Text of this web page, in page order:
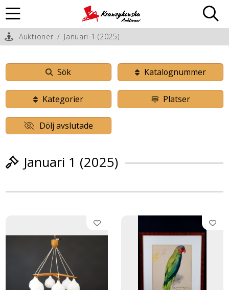
Auktioner / Januari 1 (2025)
Sök Katalognummer
Kategorier Platser
Dölj avslutade
Januari 1 (2025)